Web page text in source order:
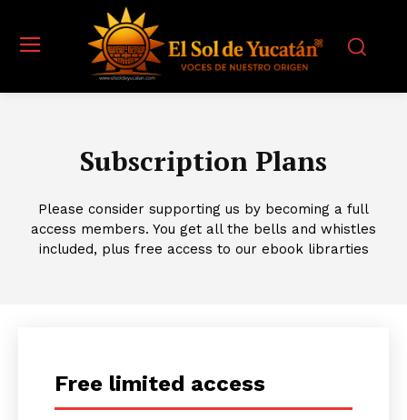
Subscription Plans
Please consider supporting us by becoming a full
access members. You get all the bells and whistles
included, plus free access to our ebook librarties
Free limited access